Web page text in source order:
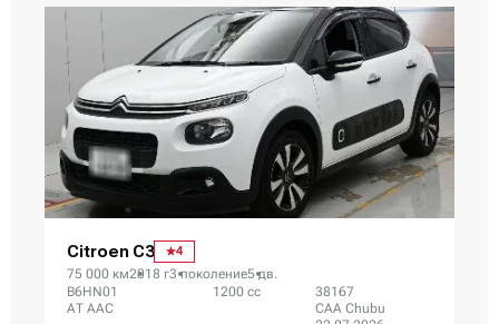
Citroen C3 4
75 000 км2018 г3 поколение5 дв.
B6HN01
AT AAC
1200 сс
38167
CAA Chubu